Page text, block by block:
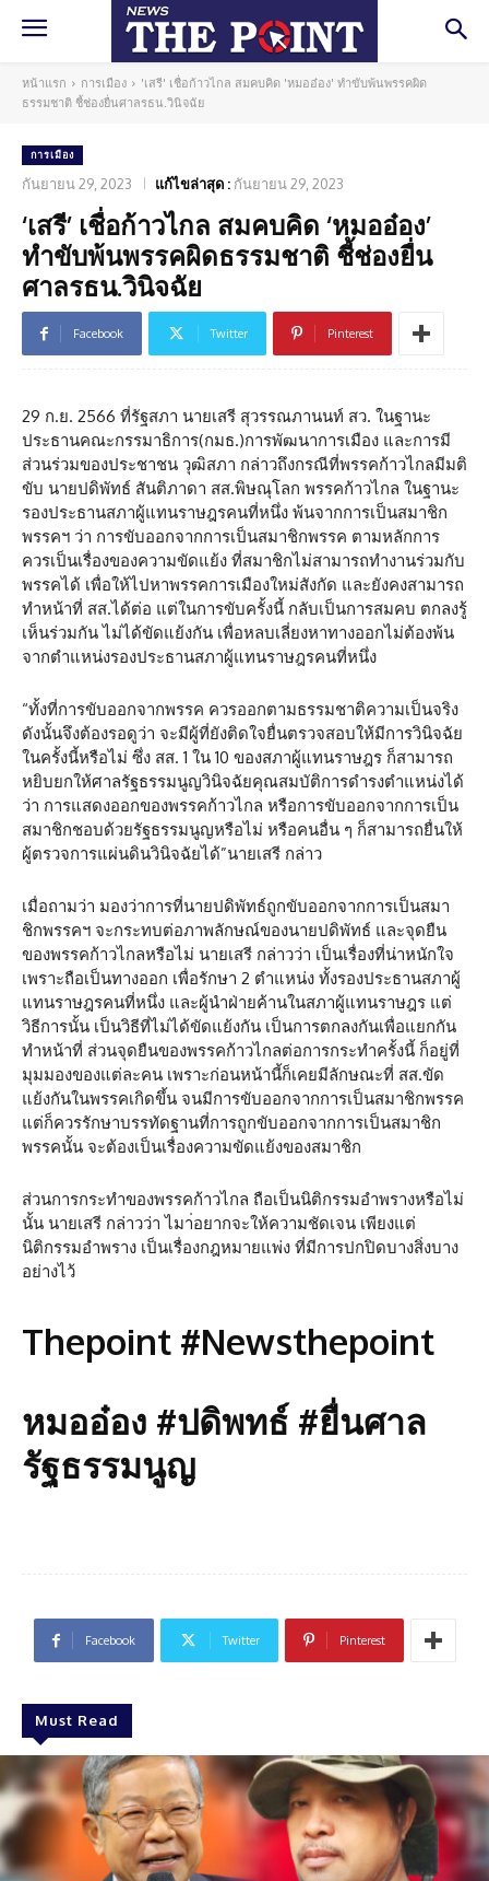
หน้าแรก การเมือง
'เสรี' เชื่อก้าวไกล สมคบคิด 'หมออ๋อง' ทำขับพ้นพรรคผิด
ธรรมชาติ ชี้ช่องยื่นศาลรธน.วินิจฉัย
การเมือง
กันยายน 29, 2023 แก้ไขล่าสุด : กันยายน 29, 2023
‘เสรี’ เชื่อก้าวไกล สมคบคิด ‘หมออ๋อง’
ทำขับพ้นพรรคผิดธรรมชาติ ชี้ช่องยื่น
ศาลรธน.วินิจฉัย
Facebook Twitter Pinterest
29 ก.ย. 2566 ที่รัฐสภา นายเสรี สุวรรณภานนท์ สว. ในฐานะ
ประธานคณะกรรมาธิการ(กมธ.)การพัฒนาการเมือง และการมี
ส่วนร่วมของประชาชน วุฒิสภา กล่าวถึงกรณีที่พรรคก้าวไกลมีมติ
ขับ นายปดิพัทธ์ สันติภาดา สส.พิษณุโลก พรรคก้าวไกล ในฐานะ
รองประธานสภาผู้แทนราษฎรคนที่หนึ่ง พ้นจากการเป็นสมาชิก
พรรคฯ ว่า การขับออกจากการเป็นสมาชิกพรรค ตามหลักการ
ควรเป็นเรื่องของความขัดแย้ง ที่สมาชิกไม่สามารถทำงานร่วมกับ
พรรคได้ เพื่อให้ไปหาพรรคการเมืองใหม่สังกัด และยังคงสามารถ
ทำหน้าที่ สส.ได้ต่อ แต่ในการขับครั้งนี้ กลับเป็นการสมคบ ตกลงรู้
เห็นร่วมกัน ไม่ได้ขัดแย้งกัน เพื่อหลบเลี่ยงหาทางออกไม่ต้องพ้น
จากตำแหน่งรองประธานสภาผู้แทนราษฎรคนที่หนึ่ง
“ทั้งที่การขับออกจากพรรค ควรออกตามธรรมชาติความเป็นจริง
ดังนั้นจึงต้องรอดูว่า จะมีผู้ที่ยังติดใจยื่นตรวจสอบให้มีการวินิจฉัย
ในครั้งนี้หรือไม่ ซึ่ง สส. 1 ใน 10 ของสภาผู้แทนราษฎร ก็สามารถ
หยิบยกให้ศาลรัฐธรรมนูญวินิจฉัยคุณสมบัติการดำรงตำแหน่งได้
ว่า การแสดงออกของพรรคก้าวไกล หรือการขับออกจากการเป็น
สมาชิกชอบด้วยรัฐธรรมนูญหรือไม่ หรือคนอื่น ๆ ก็สามารถยื่นให้
ผู้ตรวจการแผ่นดินวินิจฉัยได้”นายเสรี กล่าว
เมื่อถามว่า มองว่าการที่นายปดิพัทธ์ถูกขับออกจากการเป็นสมา
ชิกพรรคฯ จะกระทบต่อภาพลักษณ์ของนายปดิพัทธ์ และจุดยืน
ของพรรคก้าวไกลหรือไม่ นายเสรี กล่าวว่า เป็นเรื่องที่น่าหนักใจ
เพราะถือเป็นทางออก เพื่อรักษา 2 ตำแหน่ง ทั้งรองประธานสภาผู้
แทนราษฎรคนที่หนึ่ง และผู้นำฝ่ายค้านในสภาผู้แทนราษฎร แต่
วิธีการนั้น เป็นวิธีที่ไม่ได้ขัดแย้งกัน เป็นการตกลงกันเพื่อแยกกัน
ทำหน้าที่ ส่วนจุดยืนของพรรคก้าวไกลต่อการกระทำครั้งนี้ ก็อยู่ที่
มุมมองของแต่ละคน เพราะก่อนหน้านี้ก็เคยมีลักษณะที่ สส.ขัด
แย้งกันในพรรคเกิดขึ้น จนมีการขับออกจากการเป็นสมาชิกพรรค
แต่ก็ควรรักษาบรรทัดฐานที่การถูกขับออกจากการเป็นสมาชิก
พรรคนั้น จะต้องเป็นเรื่องความขัดแย้งของสมาชิก
ส่วนการกระทำของพรรคก้าวไกล ถือเป็นนิติกรรมอำพรางหรือไม่
นั้น นายเสรี กล่าวว่า ไมา่อยากจะให้ความชัดเจน เพียงแต่
นิติกรรมอำพราง เป็นเรื่องกฎหมายแพ่ง ที่มีการปกปิดบางสิ่งบาง
อย่างไว้
Thepoint #Newsthepoint
หมออ๋อง #ปดิพทธ์ #ยื่นศาล
รัฐธรรมนูญ
Facebook Twitter Pinterest
Must Read